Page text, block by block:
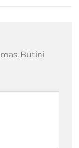
Būtini